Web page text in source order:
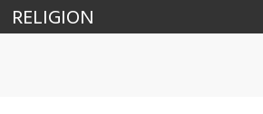
RELIGION